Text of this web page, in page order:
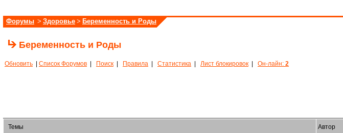
Форумы > Здоровье > Беременность и Роды
Беременность и Роды
Обновить Список Форумов Поиск Правила Статистика Лист блокировок Он-лайн: 2
Темы Автор